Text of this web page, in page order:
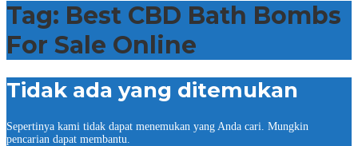
Tag: Best CBD Bath Bombs
For Sale Online
Tidak ada yang ditemukan
Sepertinya kami tidak dapat menemukan yang Anda cari. Mungkin
pencarian dapat membantu.